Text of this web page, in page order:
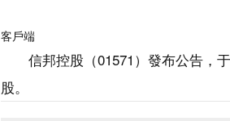
客戶端
信邦控股（01571）發布公告，
股。